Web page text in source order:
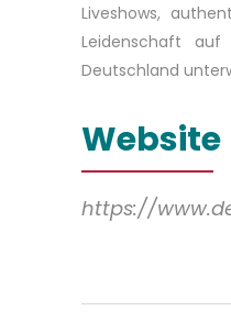
Liveshows,
Leidenschaft
Deutschland
Website
https://